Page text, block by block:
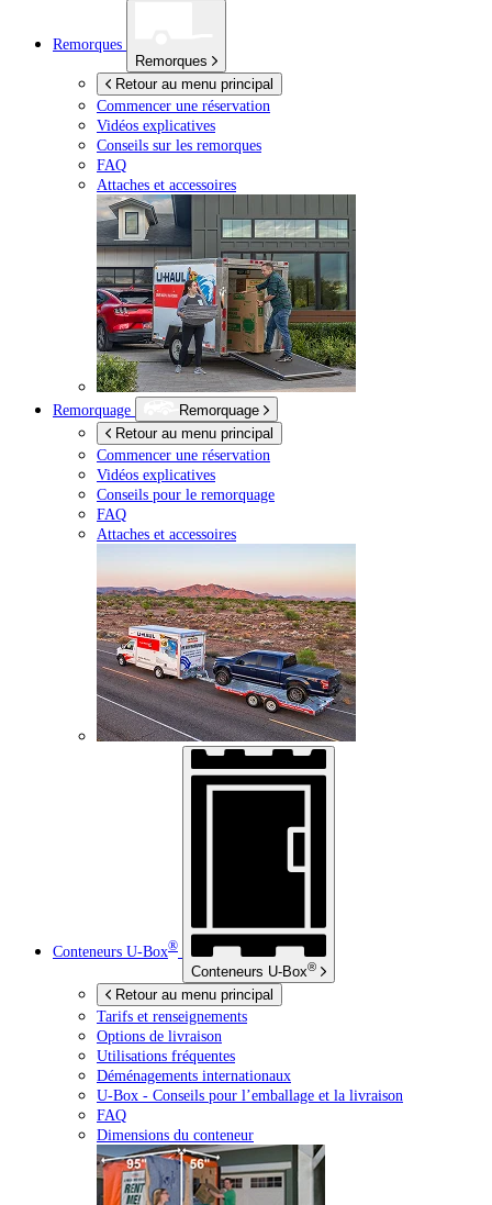
Remorques
Remorques
Retour au menu principal
Commencer une réservation
Vidéos explicatives
Conseils sur les remorques
FAQ
Attaches et accessoires
Remorquage
Remorquage
Retour au menu principal
Commencer une réservation
Vidéos explicatives
Conseils pour le remorquage
FAQ
Attaches et accessoires
Conteneurs U-Box®
Conteneurs U-Box®
Retour au menu principal
Tarifs et renseignements
Options de livraison
Utilisations fréquentes
Déménagements internationaux
U-Box - Conseils pour l’emballage et la livraison
FAQ
Dimensions du conteneur